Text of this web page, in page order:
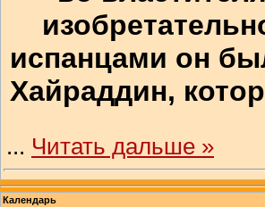
испанцами он
Хайраддин,
... Читать дальше »
Календарь